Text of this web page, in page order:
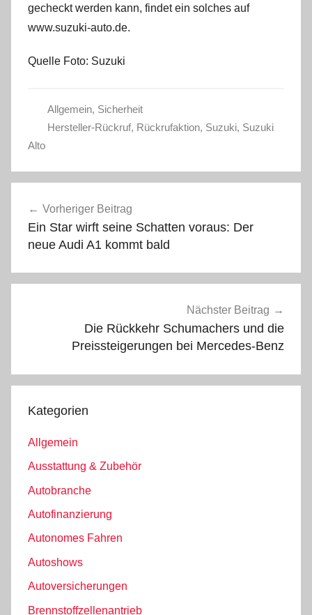
gecheckt werden kann, findet ein solches auf
www.suzuki-auto.de.
Quelle Foto: Suzuki
Allgemein, Sicherheit
Hersteller-Rückruf, Rückrufaktion, Suzuki, Suzuki
Alto
Vorheriger Beitrag
Ein Star wirft seine Schatten voraus: Der
neue Audi A1 kommt bald
Nächster Beitrag
Die Rückkehr Schumachers und die
Preissteigerungen bei Mercedes-Benz
Kategorien
Allgemein
Ausstattung & Zubehör
Autobranche
Autofinanzierung
Autonomes Fahren
Autoshows
Autoversicherungen
Brennstoffzellenantrieb